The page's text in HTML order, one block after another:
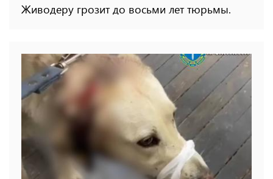
Живодеру грозит до восьми лет тюрьмы.